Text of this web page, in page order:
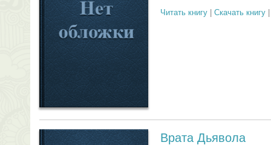
Читать книгу Скачать книгу
Врата Дьявола